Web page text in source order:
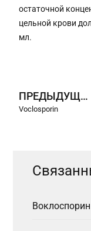
остаточной
цельной крови
мл.
ПРЕДЫДУЩИЕ ПРИЛОЖЕНИЯ
Voclosporin
Воклоспорин